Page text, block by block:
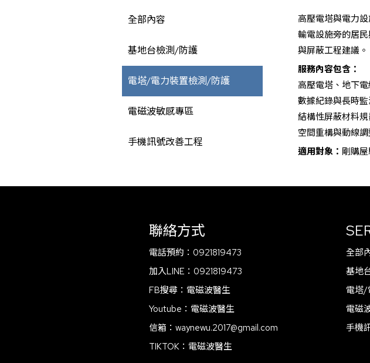
全部內容
基地台檢測/防護
電塔/電力裝置檢測/防護
電磁波敏感專區
手機訊號改善工程
高壓電塔與電力
輸電設施旁的居
與屏蔽工程建議。
服務內容包含：
高壓電塔、地下
數據紀錄與長時
結構性屏蔽材料規
空間重構與動線
適用對象： 剛購
聯絡方式
電話預約： 0921819473
加入LINE： 0921819473
FB搜尋： 電磁波醫生
Youtube： 電磁波醫生
信箱： waynewu.2017@gmail.com
TIKTOK： 電磁波醫生
全部
基地
電塔/
電磁
手機